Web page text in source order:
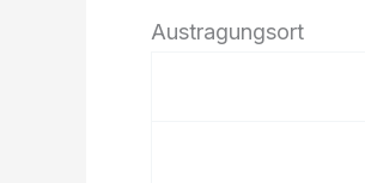
Austragungsort